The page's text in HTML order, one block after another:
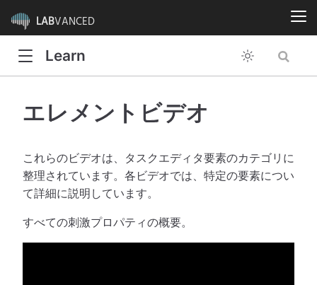
LABVANCED
Learn
エレメントビデオ
これらのビデオは、タスクエディタ要素のカテゴリに
整理されています。各ビデオでは、特定の要素につい
て詳細に説明しています。
すべての刺激プロパティの概要。